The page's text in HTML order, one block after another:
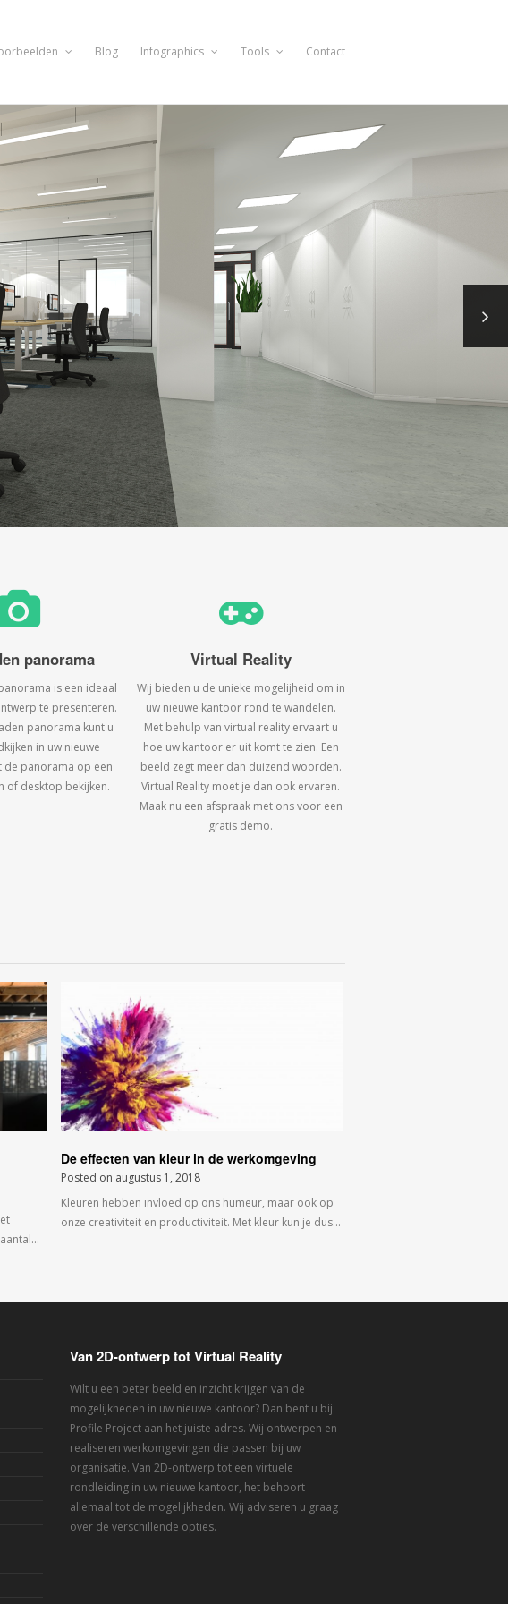
Blog Infographics Tools Contact
panorama
is een ideaal
te presenteren.
panorama kunt u
in uw nieuwe
de panorama op een
of desktop bekijken.
Virtual Reality
Wij bieden u de unieke mogelijheid om in
uw nieuwe kantoor rond te wandelen.
Met behulp van virtual reality ervaart u
hoe uw kantoor er uit komt te zien. Een
beeld zegt meer dan duizend woorden.
Virtual Reality moet je dan ook ervaren.
Maak nu een afspraak met ons voor een
gratis demo.
De effecten van kleur in de werkomgeving
Posted on augustus 1, 2018
Kleuren hebben invloed op ons humeur, maar ook op
onze creativiteit en productiviteit. Met kleur kun je dus…
Van 2D-ontwerp tot Virtual Reality
Wilt u een beter beeld en inzicht krijgen van de
mogelijkheden in uw nieuwe kantoor? Dan bent u bij
Profile Project aan het juiste adres. Wij ontwerpen en
realiseren werkomgevingen die passen bij uw
organisatie. Van 2D-ontwerp tot een virtuele
rondleiding in uw nieuwe kantoor, het behoort
allemaal tot de mogelijkheden. Wij adviseren u graag
over de verschillende opties.